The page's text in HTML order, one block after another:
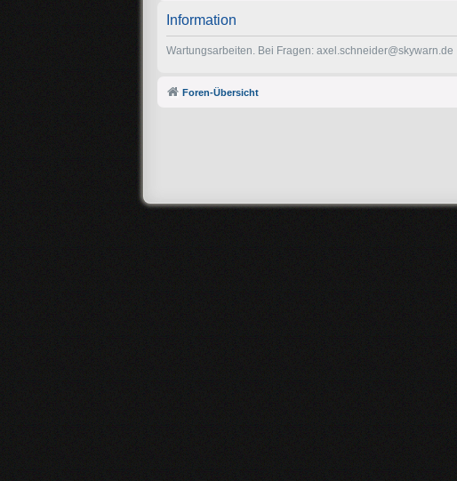
Information
Wartungsarbeiten. Bei Fragen: axel.schneider@skywarn.de
Foren-Übersicht